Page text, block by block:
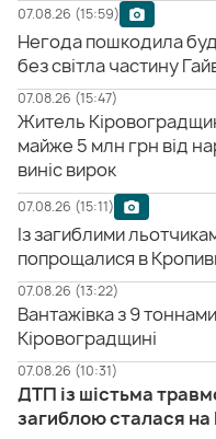
07.08.26 (15:59)
Негода пошкодила
без світла частину
07.08.26 (15:47)
Житель
майже 5 млн грн від
виніс вирок
07.08.26 (15:11)
Із загиблими
попрощалися в
07.08.26 (13:22)
Вантажівка з 9
Кіровоградщині
07.08.26 (10:31)
ДТП із шістьма
загиблою сталася на